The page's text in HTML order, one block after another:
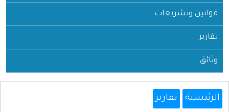
قوانين وتشريعات
تقارير
وثائق
الرئيسية تقارير